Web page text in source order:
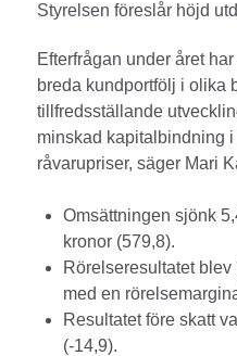
Styrelsen föreslår höjd
Efterfrågan under året
breda kundportfölj i olika
tillfredsställande
minskad kapitalbindning
råvarupriser, säger Mari
Omsättningen sjönk
kronor (579,8).
Rörelseresultatet
med en
Resultatet före skatt
(-14,9).